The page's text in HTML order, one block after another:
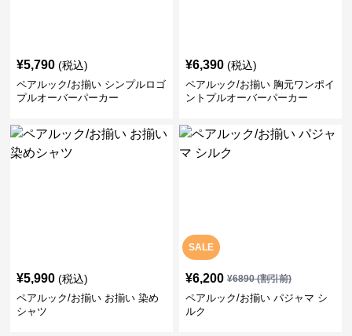
¥5,790 (税込)
ペアルック/お揃い シンプルロゴ
プルオーバーパーカー
¥6,390 (税込)
ペアルック/お揃い 胸元ワンポイ
ントプルオーバーパーカー
¥5,990 (税込)
ペアルック/お揃い お揃い 染め
シャツ
SALE
¥6,200 ¥6890(割引前)
ペアルック/お揃い パジャマ シ
ルク